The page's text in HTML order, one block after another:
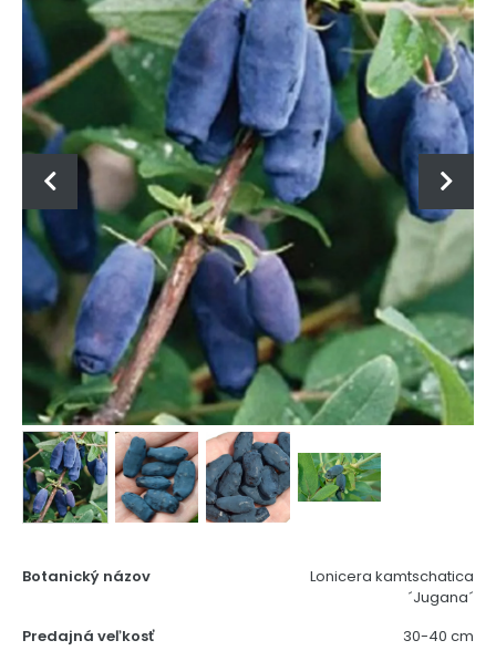
Botanický názov
Lonicera kamtschatica
´Jugana´
Predajná veľkosť
30-40 cm